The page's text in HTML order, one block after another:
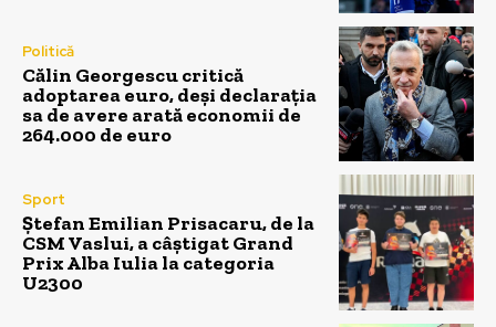
Politică
Călin Georgescu critică
adoptarea euro, deși declarația
sa de avere arată economii de
264.000 de euro
Sport
Ștefan Emilian Prisacaru, de la
CSM Vaslui, a câștigat Grand
Prix Alba Iulia la categoria
U2300